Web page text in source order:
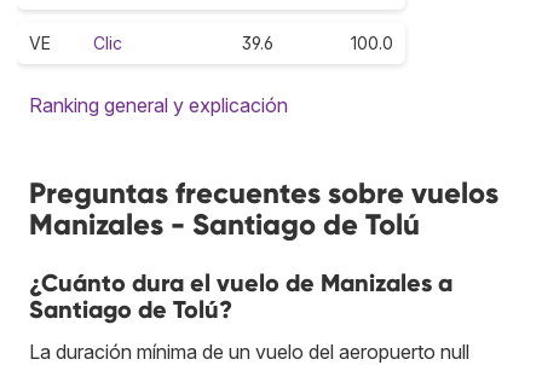
VE Clic 39.6 100.0
Ranking general y explicación
Preguntas frecuentes sobre vuelos
Manizales - Santiago de Tolú
¿Cuánto dura el vuelo de Manizales a
Santiago de Tolú?
La duración mínima de un vuelo del aeropuerto null